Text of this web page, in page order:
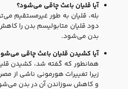
آیا قلیان باعث چاقی می‌شود؟
بله، قلیان به طور غیرمستقیم
دود قلیان متابولیسم بدن را کاهش
بدن می‌شود.
آیا کشیدن قلیان باعث چاقی می‌شود؟
همانطور که گفته شد، کشیدن
زیرا تغییرات هورمونی ناشی از
و کاهش سوزاندن آن در بدن